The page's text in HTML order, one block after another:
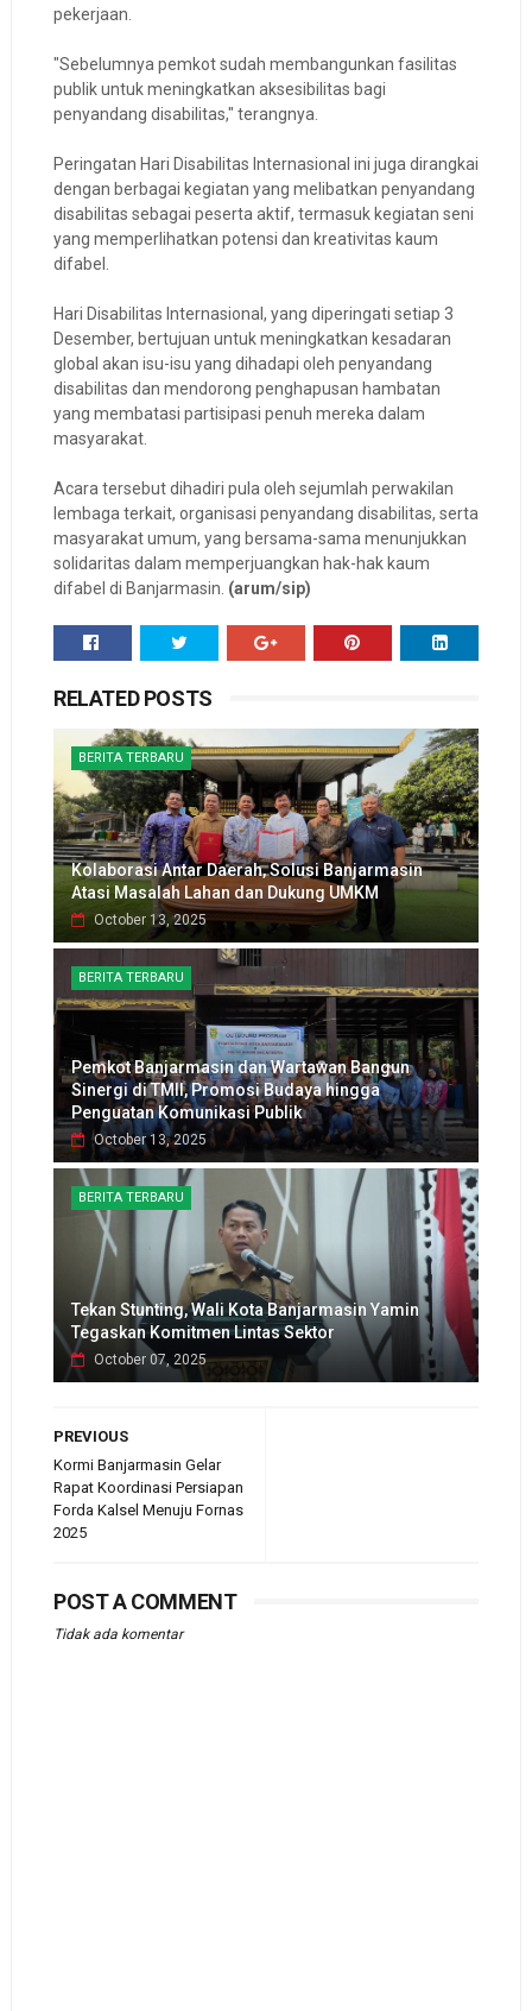
pekerjaan.
"Sebelumnya pemkot sudah membangunkan fasilitas
publik untuk meningkatkan aksesibilitas bagi
penyandang disabilitas," terangnya.
Peringatan Hari Disabilitas Internasional ini juga dirangkai
dengan berbagai kegiatan yang melibatkan penyandang
disabilitas sebagai peserta aktif, termasuk kegiatan seni
yang memperlihatkan potensi dan kreativitas kaum
difabel.
Hari Disabilitas Internasional, yang diperingati setiap 3
Desember, bertujuan untuk meningkatkan kesadaran
global akan isu-isu yang dihadapi oleh penyandang
disabilitas dan mendorong penghapusan hambatan
yang membatasi partisipasi penuh mereka dalam
masyarakat.
Acara tersebut dihadiri pula oleh sejumlah perwakilan
lembaga terkait, organisasi penyandang disabilitas, serta
masyarakat umum, yang bersama-sama menunjukkan
solidaritas dalam memperjuangkan hak-hak kaum
difabel di Banjarmasin. (arum/sip)
RELATED POSTS
BERITA TERBARU
Kolaborasi Antar Daerah, Solusi Banjarmasin
Atasi Masalah Lahan dan Dukung UMKM
October 13, 2025
BERITA TERBARU
Pemkot Banjarmasin dan Wartawan Bangun
Sinergi di TMII, Promosi Budaya hingga
Penguatan Komunikasi Publik
October 13, 2025
BERITA TERBARU
Tekan Stunting, Wali Kota Banjarmasin Yamin
Tegaskan Komitmen Lintas Sektor
October 07, 2025
PREVIOUS
Kormi Banjarmasin Gelar
Rapat Koordinasi Persiapan
Forda Kalsel Menuju Fornas
2025
POST A COMMENT
Tidak ada komentar